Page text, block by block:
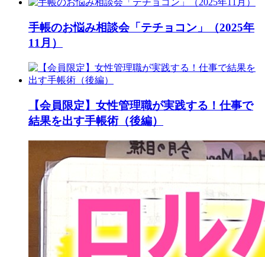
手帳のお悩み相談会「テチョコン」（2025年
11月）
【会員限定】女性管理職が実践する！仕事で
結果を出す手帳術（後編）